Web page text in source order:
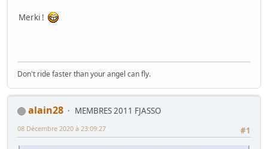
Merki !
Don't ride faster than your angel can fly.
alain28
MEMBRES 2011 FJASSO
#1
08 Décembre 2020 à 23:09:27